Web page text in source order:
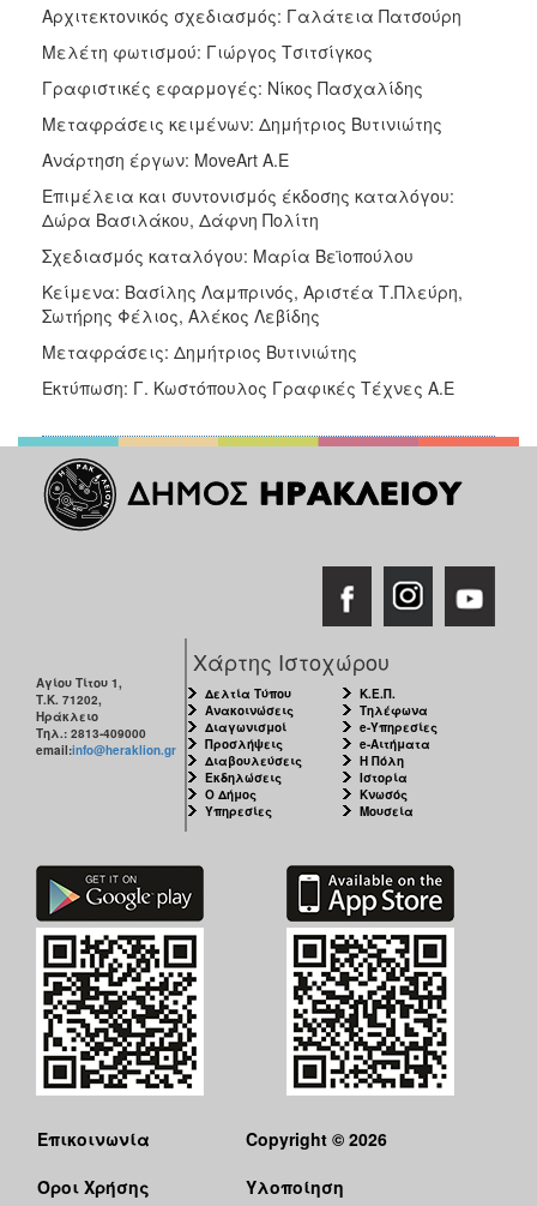
Αρχιτεκτονικός σχεδιασμός: Γαλάτεια Πατσούρη
Μελέτη φωτισμού: Γιώργος Τσιτσίγκος
Γραφιστικές εφαρμογές: Νίκος Πασχαλίδης
Μεταφράσεις κειμένων: Δημήτριος Βυτινιώτης
Ανάρτηση έργων: MoveArt A.E
Επιμέλεια και συντονισμός έκδοσης καταλόγου:
Δώρα Βασιλάκου, Δάφνη Πολίτη
Σχεδιασμός καταλόγου: Μαρία Βεϊοπούλου
Κείμενα: Βασίλης Λαμπρινός, Αριστέα Τ.Πλεύρη,
Σωτήρης Φέλιος, Αλέκος Λεβίδης
Μεταφράσεις: Δημήτριος Βυτινιώτης
Εκτύπωση: Γ. Κωστόπουλος Γραφικές Τέχνες Α.Ε
Αγίου Τίτου 1,
Τ.Κ. 71202,
Ηράκλειο
Τηλ.: 2813-409000
email:info@heraklion.gr
Χάρτης Ιστοχώρου
Δελτία Τύπου
Ανακοινώσεις
Διαγωνισμοί
Προσλήψεις
Διαβουλεύσεις
Εκδηλώσεις
Ο Δήμος
Υπηρεσίες
Κ.Ε.Π.
Τηλέφωνα
e-Υπηρεσίες
e-Αιτήματα
Η Πόλη
Ιστορία
Κνωσός
Μουσεία
Επικοινωνία
Όροι Χρήσης
Copyright © 2026
Υλοποίηση